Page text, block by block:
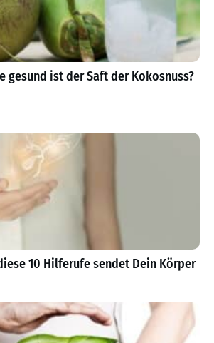
gesund ist der Saft der Kokosnuss?
10 Hilferufe sendet Dein Körper